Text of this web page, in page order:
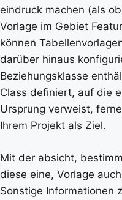
eindruck machen (als
Vorlage im Gebiet
können
darüber hinaus
Beziehungsklasse
Class definiert, auf die
Ursprung verweist,
Ihrem Projekt als Ziel.
Mit der absicht,
diese eine, Vorlage
Sonstige Informationen